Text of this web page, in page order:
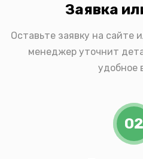
Заявка
Оставьте заявку на сайте
менеджер уточнит
удобное
02